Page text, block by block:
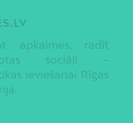
apkaimes, radīt
sociāli –
ieviešanai Rīgas